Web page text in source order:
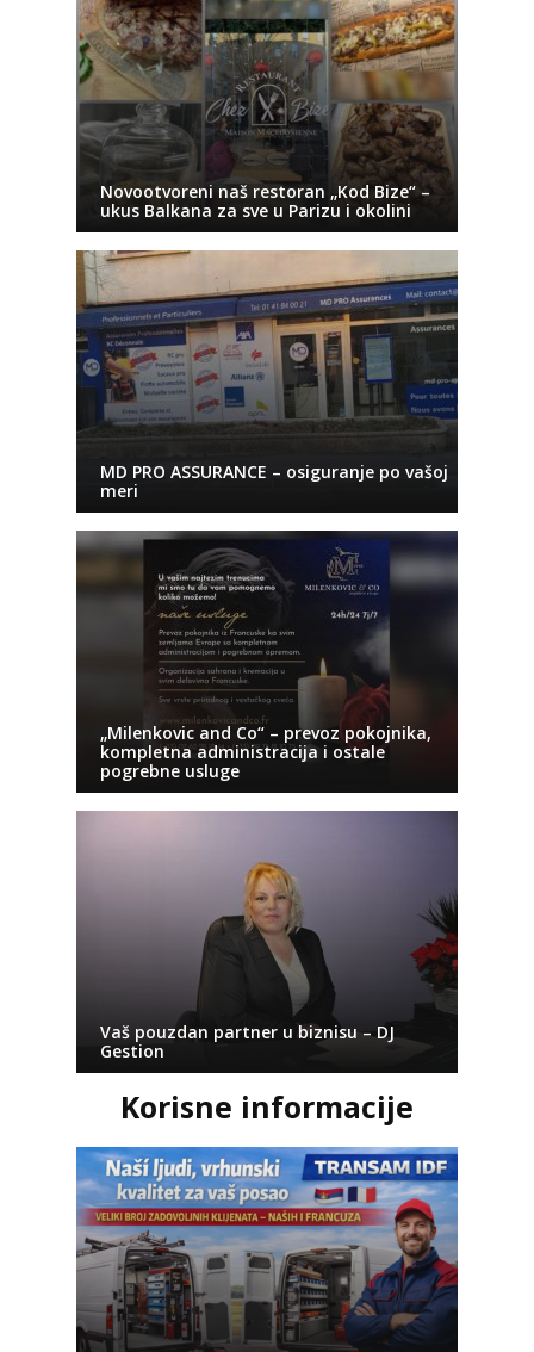
Novootvoreni naš restoran „Kod Bize“ –
ukus Balkana za sve u Parizu i okolini
MD PRO ASSURANCE – osiguranje po vašoj
meri
„Milenkovic and Co“ – prevoz pokojnika,
kompletna administracija i ostale
pogrebne usluge
Vaš pouzdan partner u biznisu – DJ
Gestion
Korisne informacije